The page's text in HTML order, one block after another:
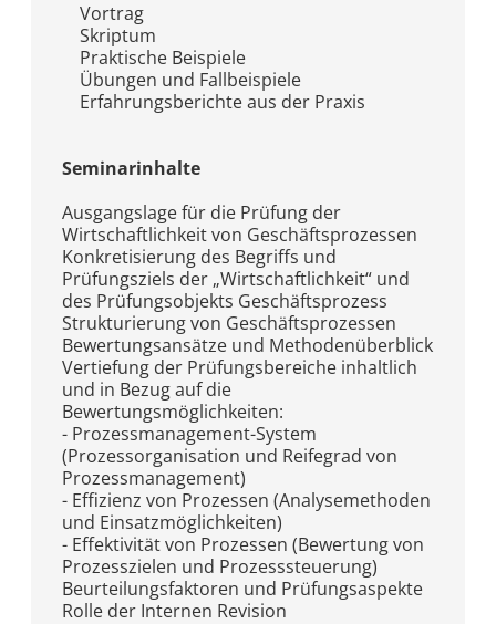
Vortrag
Skriptum
Praktische Beispiele
Übungen und Fallbeispiele
Erfahrungsberichte aus der Praxis
Seminarinhalte
Ausgangslage für die Prüfung der
Wirtschaftlichkeit von Geschäftsprozessen
Konkretisierung des Begriffs und
Prüfungsziels der „Wirtschaftlichkeit“ und
des Prüfungsobjekts Geschäftsprozess
Strukturierung von Geschäftsprozessen
Bewertungsansätze und Methodenüberblick
Vertiefung der Prüfungsbereiche inhaltlich
und in Bezug auf die
Bewertungsmöglichkeiten:
- Prozessmanagement-System
(Prozessorganisation und Reifegrad von
Prozessmanagement)
- Effizienz von Prozessen (Analysemethoden
und Einsatzmöglichkeiten)
- Effektivität von Prozessen (Bewertung von
Prozesszielen und Prozesssteuerung)
Beurteilungsfaktoren und Prüfungsaspekte
Rolle der Internen Revision